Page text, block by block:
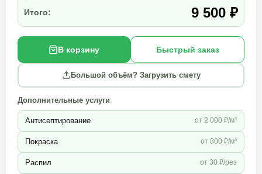
Итого: 9 500 ₽
В корзину Быстрый заказ
Большой объём? Загрузить смету
Дополнительные услуги
Антисептирование от 2 000 ₽/м³
Покраска от 800 ₽/м²
Распил от 30 ₽/рез